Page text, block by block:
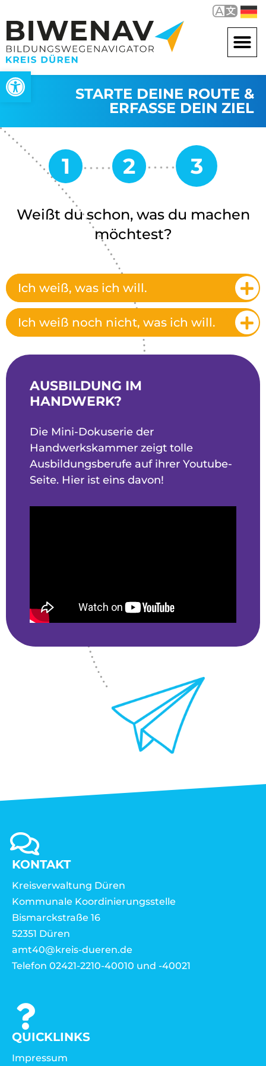
Werkzeugleiste öffnen
STARTE DEINE ROUTE &
ERFASSE DEIN ZIEL
Weißt du schon, was du machen
möchtest?
Ich weiß, was ich will.
Ich weiß noch nicht, was ich will.
AUSBILDUNG IM
HANDWERK?
Die Mini-Dokuserie der
Handwerkskammer zeigt tolle
Ausbildungsberufe auf ihrer Youtube-
Seite. Hier ist eins davon!
KONTAKT
Kreisverwaltung Düren
Kommunale Koordinierungsstelle
Bismarckstraße 16
52351 Düren
amt40@kreis-dueren.de
Telefon 02421-2210-40010 und -40021
QUICKLINKS
Impressum